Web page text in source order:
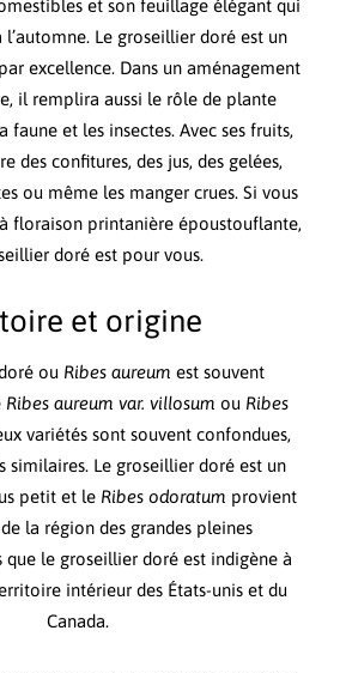
et son feuillage élégant qui
Le groseillier doré est un
excellence. Dans un aménagement
il remplira aussi le rôle de plante
faune et les insectes. Avec ses fruits,
des confitures, des jus, des gelées,
ou même les manger crues. Si vous
floraison printanière époustouflante,
doré est pour vous.
et origine
ou Ribes aureum est souvent
Ribes aureum var. villosum ou Ribes
variétés sont souvent confondues,
similaires. Le groseillier doré est un
petit et le Ribes odoratum provient
la région des grandes pleines
que le groseillier doré est indigène à
intérieur des États-unis et du
Canada.